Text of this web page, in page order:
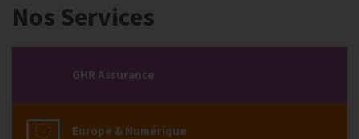
Nos Services
GHR Assurance
Europe & Numérique